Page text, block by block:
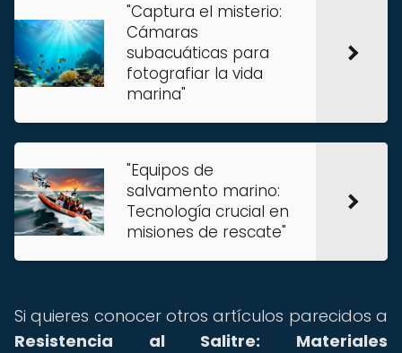
"Captura el misterio:
Cámaras
subacuáticas para
fotografiar la vida
marina"
"Equipos de
salvamento marino:
Tecnología crucial en
misiones de rescate"
Si quieres conocer otros artículos parecidos a
Resistencia al Salitre: Materiales